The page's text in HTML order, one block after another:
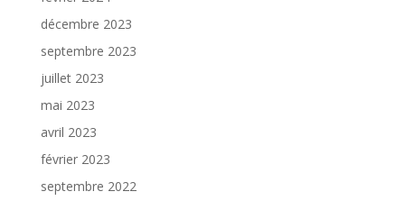
décembre 2023
septembre 2023
juillet 2023
mai 2023
avril 2023
février 2023
septembre 2022